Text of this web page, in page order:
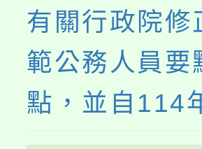
有關行政院
範公務人員
點，並自114